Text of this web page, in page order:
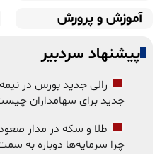
آموزش و پرورش
پیشنهاد سردبیر
رالی جدید بورس در
جدید برای سهامداران
طلا و سکه در مدار
چرا سرمایه‌ها دوباره به